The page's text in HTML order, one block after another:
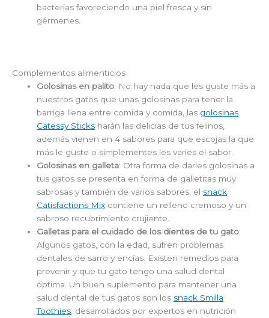
bacterias favoreciendo una piel fresca y sin
gérmenes.
Complementos alimenticios
Golosinas en palito: No hay nada que les guste más a
nuestros gatos que unas golosinas para tener la
barriga llena entre comida y comida, las golosinas
Catessy Sticks harán las delicias de tus felinos,
además vienen en 4 sabores para que escojas la que
más le guste o simplementes les varies el sabor.
Golosinas en galleta: Otra forma de darles golosinas a
tus gatos se presenta en forma de galletitas muy
sabrosas y también de varios sabores, el snack
Catisfactions Mix contiene un relleno cremoso y un
sabroso recubrimiento crujiente.
Galletas para el cuidado de los dientes de tu gato:
Algunos gatos, con la edad, sufren problemas
dentales de sarro y encías. Existen remedios para
prevenir y que tu gato tengo una salud dental
óptima. Un buen suplemento para mantener una
salud dental de tus gatos son los snack Smilla
Toothies , desarrollados por expertos en nutrición